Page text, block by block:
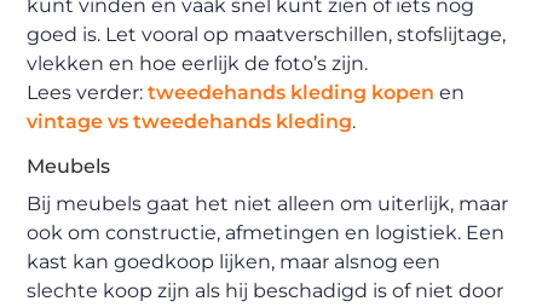
kunt vinden en vaak snel kunt zien of iets nog
goed is. Let vooral op maatverschillen, stofslijtage,
vlekken en hoe eerlijk de foto’s zijn.
Lees verder:tweedehands kleding kopen en
vintage vs tweedehands kleding.
Meubels
Bij meubels gaat het niet alleen om uiterlijk, maar
ook om constructie, afmetingen en logistiek. Een
kast kan goedkoop lijken, maar alsnog een
slechte koop zijn als hij beschadigd is of niet door